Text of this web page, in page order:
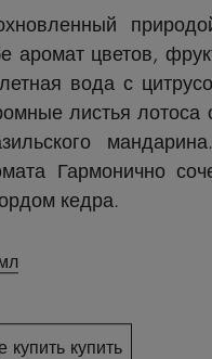
аромат цветов,
вода с
листья лотоса
Гармонично
кедра.
купить купить